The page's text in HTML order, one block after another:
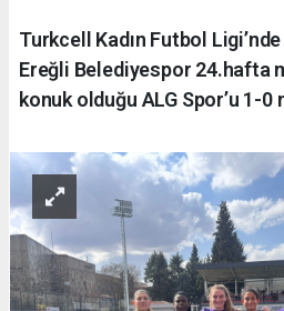
Turkcell Kadın Futbol
Ereğli Belediyespor 24.hafta
konuk olduğu ALG Spor’u 1-